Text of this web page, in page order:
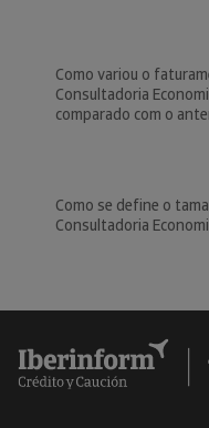
Como variou o
Consultadoria
comparado com o
Como se define o
Consultadoria